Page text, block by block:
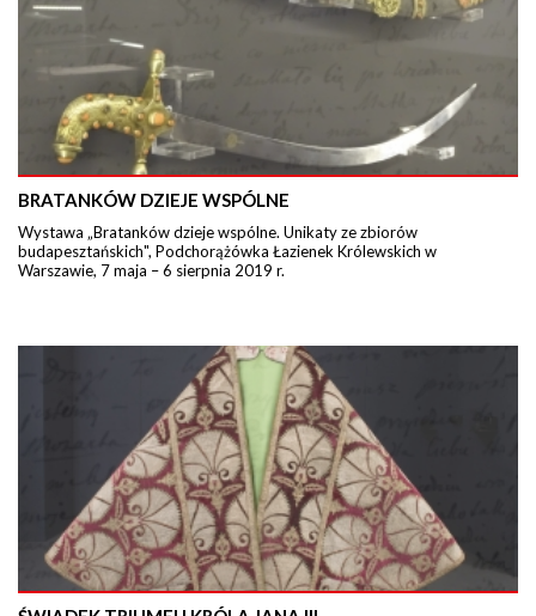
BRATANKÓW DZIEJE WSPÓLNE
Wystawa „Bratanków dzieje wspólne. Unikaty ze zbiorów
budapesztańskich", Podchorążówka Łazienek Królewskich w
Warszawie, 7 maja – 6 sierpnia 2019 r.